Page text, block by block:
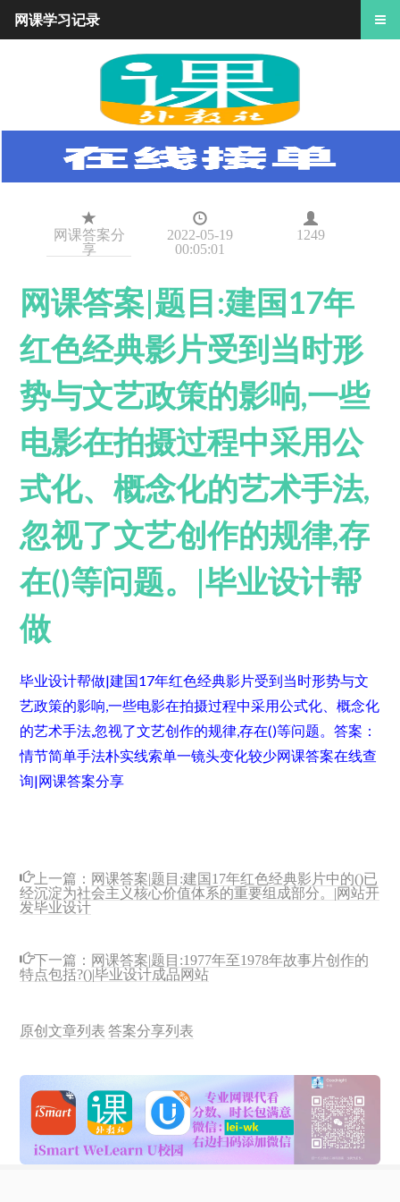
网课答案分
享
2022-05-19
00:05:01
1249
网课答案|题目:建国17年
红色经典影片受到当时形
势与文艺政策的影响,一些
电影在拍摄过程中采用公
式化、概念化的艺术手法,
忽视了文艺创作的规律,存
在()等问题。|毕业设计帮
做
毕业设计帮做|建国17年红色经典影片受到当时形势与文
艺政策的影响,一些电影在拍摄过程中采用公式化、概念化
的艺术手法,忽视了文艺创作的规律,存在()等问题。答案：
情节简单手法朴实线索单一镜头变化较少网课答案在线查
询|网课答案分享
上一篇： 网课答案|题目:建国17年红色经典影片中的()已
经沉淀为社会主义核心价值体系的重要组成部分。|网站开
发毕业设计
下一篇： 网课答案|题目:1977年至1978年故事片创作的
特点包括?()|毕业设计成品网站
原创文章列表 答案分享列表
网课学习记录